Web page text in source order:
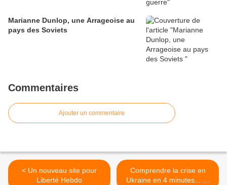
Marianne Dunlop, une Arrageoise au
pays des Soviets
Commentaires
Ajouter un commentaire
< Un nouveau site pour
Liberté Hebdo
Comprendre la crise en
Ukraine en 4 minutes... Et